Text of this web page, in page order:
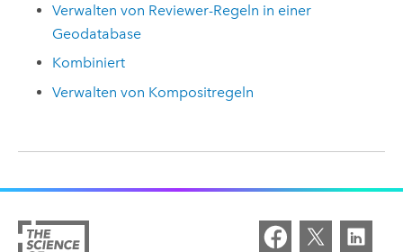
Verwalten von Reviewer-Regeln in einer
Geodatabase
Kombiniert
Verwalten von Kompositregeln